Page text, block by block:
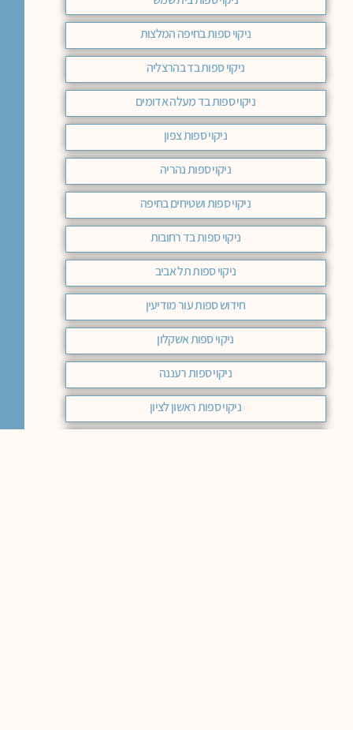
ניקוי ספות בחיפה המלצות
ניקוי ספות בד בהרצליה
ניקוי ספות בד מעלה אדומים
ניקוי ספות צפון
ניקוי ספות נהריה
ניקוי ספות ושטיחים בחיפה
ניקוי ספות בד רחובות
ניקוי ספות תל אביב
חידוש ספות עור מודיעין
ניקוי ספות אשקלון
ניקוי ספות רעננה
ניקוי ספות ראשון לציון